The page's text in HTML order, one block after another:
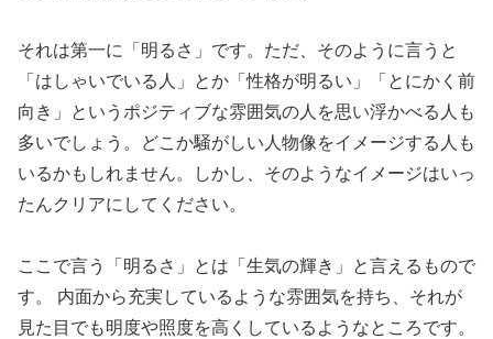
それは第一に「明るさ」です。ただ、そのように言うと
「はしゃいでいる人」とか「性格が明るい」「とにかく前
向き」というポジティブな雰囲気の人を思い浮かべる人も
多いでしょう。どこか騒がしい人物像をイメージする人も
いるかもしれません。しかし、そのようなイメージはいっ
たんクリアにしてください。
ここで言う「明るさ」とは「生気の輝き」と言えるもので
す。 内面から充実しているような雰囲気を持ち、それが
見た目でも明度や照度を高くしているようなところです。